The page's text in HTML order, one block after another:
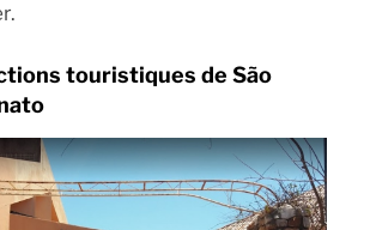
touristiques de São